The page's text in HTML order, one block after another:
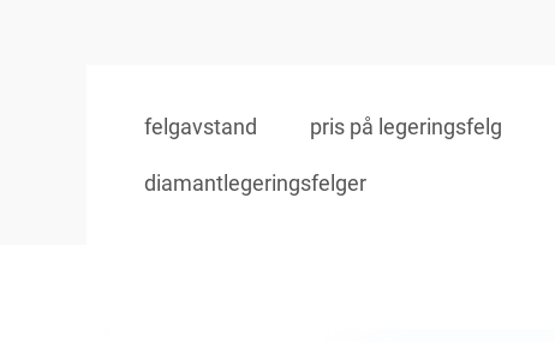
felgavstand pris på legeringsfelg
diamantlegeringsfelger